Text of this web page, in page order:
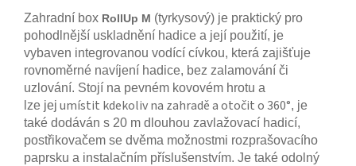
Zahradní box RollUp M (tyrkysový) je praktický pro
pohodlnější uskladnění hadice a její použití, je
vybaven integrovanou vodící cívkou, která zajišťuje
rovnoměrné navíjení hadice, bez zalamování či
uzlování. Stojí na pevném kovovém hrotu a
lze jej umístit kdekoliv na zahradě a otočit o 360°, je
také dodáván s 20 m dlouhou zavlažovací hadicí,
postřikovačem se dvěma možnostmi rozprašovacího
paprsku a instalačním příslušenstvím. Je také odolný